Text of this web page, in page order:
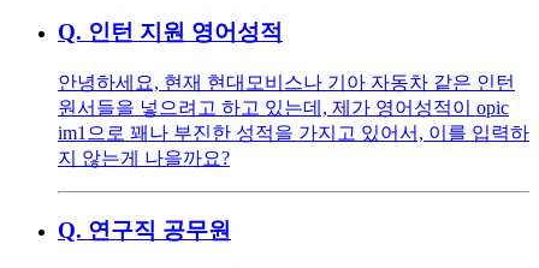
Q. 인턴 지원 영어성적
안녕하세요, 현재 현대모비스나 기아 자동차 같은 인턴
원서들을 넣으려고 하고 있는데, 제가 영어성적이 opic
im1으로 꽤나 부진한 성적을 가지고 있어서, 이를 입력하
지 않는게 나을까요?
Q. 연구직 공무원